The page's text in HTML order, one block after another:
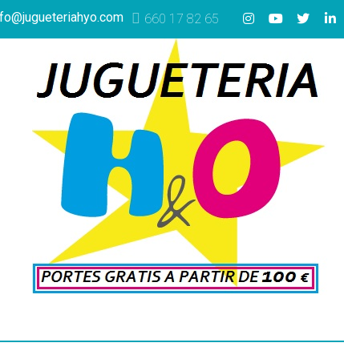
660 17 82 65